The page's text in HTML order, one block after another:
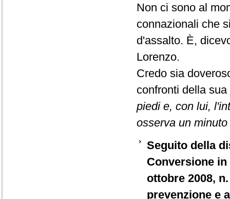
Non ci sono al
connazionali che
d'assalto. È,
Lorenzo.
Credo sia
confronti della
piedi e, con lui,
osserva un
Seguito della
Conversione
ottobre 2008,
prevenzione e